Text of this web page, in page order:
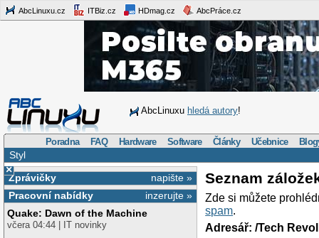
AbcLinuxu.cz ITBiz.cz HDmag.cz AbcPráce.cz
AbcLinuxu hledá autory!
Poradna FAQ Hardware Software Články Učebnice
Styl
×
napište »
Zprávičky
inzerujte »
Pracovní nabídky
Quake: Dawn of the Machine
včera 04:44 | IT novinky
Seznam
Zde si můžete
spam.
Adresář: /Tech